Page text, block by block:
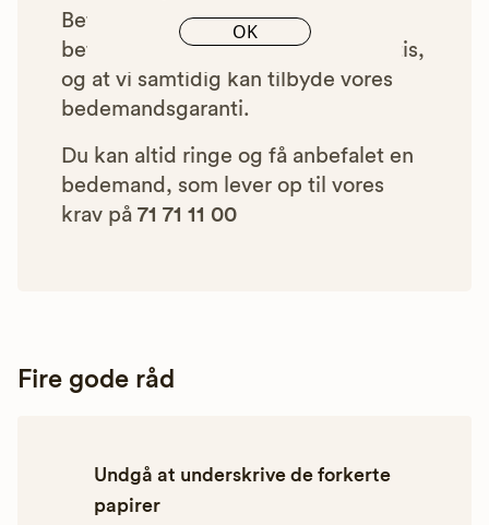
OK
Betalingen for vores henvisninger
betyder, at vores rådgivning er gratis,
og at vi samtidig kan tilbyde vores
bedemandsgaranti.
Du kan altid ringe og få anbefalet en
bedemand, som lever op til vores
krav på 71 71 11 00
Fire gode råd
Undgå at underskrive de forkerte
papirer